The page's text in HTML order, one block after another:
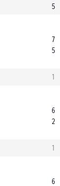
5
7
5
1
6
2
1
6